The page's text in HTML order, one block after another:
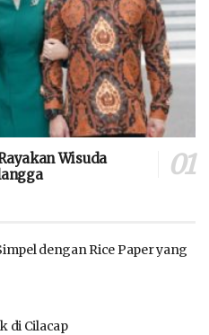
Wisuda
dengan Rice Paper yang
di Cilacap